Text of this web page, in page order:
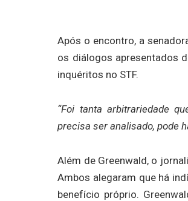
Após o encontro, a
os diálogos apresentados
inquéritos no STF.
“Foi tanta arbitrariedade
precisa ser analisado, pode
Além de Greenwald, o
Ambos alegaram que há
benefício próprio.